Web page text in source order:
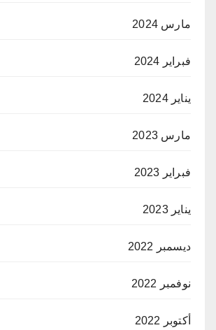
مارس 2024
فبراير 2024
يناير 2024
مارس 2023
فبراير 2023
يناير 2023
ديسمبر 2022
نوفمبر 2022
أكتوبر 2022